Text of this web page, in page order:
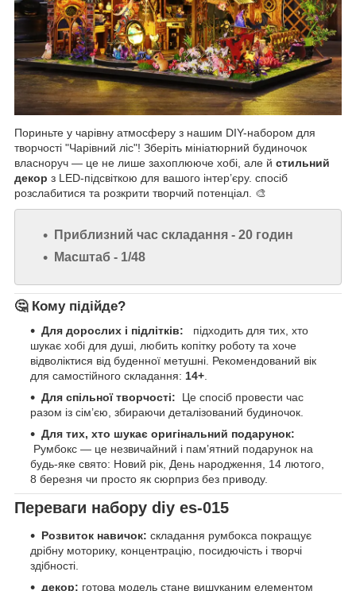
Пориньте у чарівну атмосферу з нашим DIY-набором для
творчості "Чарівний ліс"! Зберіть мініатюрний будиночок
власноруч — це не лише захоплююче хобі, але й стильний
декор з LED-підсвіткою для вашого інтер’єру. спосіб
розслабитися та розкрити творчий потенціал. 🎨
Приблизний час складання - 20 годин
Масштаб - 1/48
🤔 Кому підійде?
Для дорослих і підлітків: підходить для тих, хто
шукає хобі для душі, любить копітку роботу та хоче
відволіктися від буденної метушні. Рекомендований вік
для самостійного складання: 14+
Для спільної творчості: Це спосіб провести час
разом із сім’єю, збираючи деталізований будиночок.
Для тих, хто шукає оригінальний подарунок:
Румбокс — це незвичайний і пам’ятний подарунок на
будь-яке свято: Новий рік, День народження, 14 лютого,
8 березня чи просто як сюрприз без приводу.
Переваги набору diy es-015
Розвиток навичок: складання румбокса покращує
дрібну моторику, концентрацію, посидючість і творчі
здібності.
декор: готова модель стане вишуканим елементом